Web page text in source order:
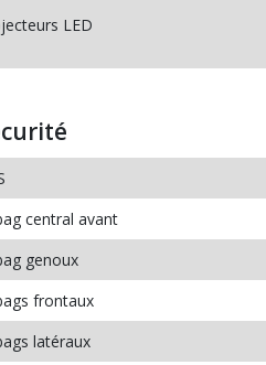
LED
central avant
genoux
frontaux
latéraux